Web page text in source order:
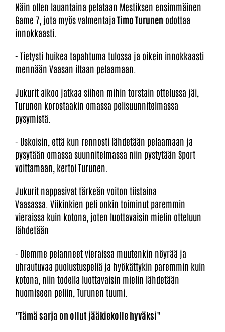
Näin ollen lauantaina pelataan Mestiksen ensimmäinen
Game 7, jota myös valmentajaTimo Turunen odottaa
innokkaasti.
- Tietysti huikea tapahtuma tulossa ja oikein innokkaasti
mennään Vaasan iltaan pelaamaan.
Jukurit aikoo jatkaa siihen mihin torstain ottelussa jäi,
Turunen korostaakin omassa pelisuunnitelmassa
pysymistä.
- Uskoisin, että kun rennosti lähdetään pelaamaan ja
pysytään omassa suunnitelmassa niin pystytään Sport
voittamaan, kertoi Turunen.
Jukurit nappasivat tärkeän voiton tiistaina
Vaasassa. Viikinkien peli onkin toiminut paremmin
vieraissa kuin kotona, joten luottavaisin mielin otteluun
lähdetään
- Olemme pelanneet vieraissa muutenkin nöyrää ja
uhrautuvaa puolustuspeliä ja hyökättykin paremmin kuin
kotona, niin todella luottavaisin mielin lähdetään
huomiseen peliin, Turunen tuumi.
"Tämä sarja on ollut jääkiekolle hyväksi"